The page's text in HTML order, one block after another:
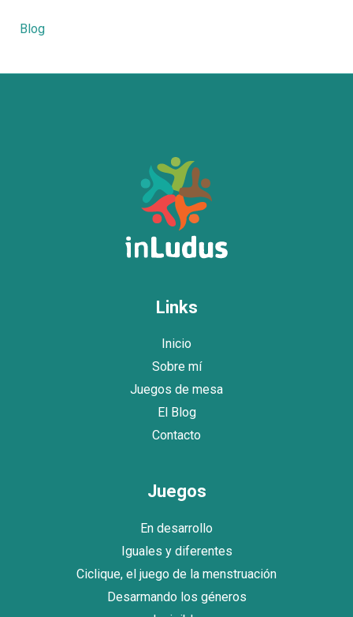
Blog
Links
Inicio
Sobre mí
Juegos de mesa
El Blog
Contacto
Juegos
En desarrollo
Iguales y diferentes
Ciclique, el juego de la menstruación
Desarmando los géneros